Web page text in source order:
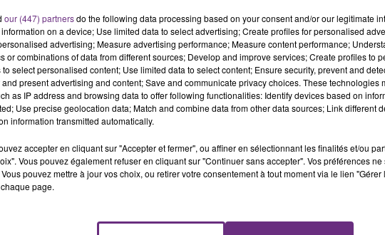
FM LE WEEK-END CHAMPAGNE FM
des deux victimes les plus sérieusement touchées, le conducteur d'un
âgée de 86 ans.
Dijon en urgence absolue tandis que l'homme a été dirigé vers l'hôpital
ans, a été légèrement blessée.
pendant toute la durée de l'intervention.
7h00 - 11h00
our (447) partnersdo the following data processing based on your consent and/or our legitimate
on a device; Use limited data to select advertising; Create profiles for personalised
advertising; Measure advertising performance; Measure content performance;
or combinations of data from different sources; Develop and improve services; Create profiles to
select personalised content; Use limited data to select content; Ensure security, prevent and
present advertising and content; Save and communicate privacy choices. These technologies
as IP address and browsing data to offer following functionalities: Identify devices based on
Use precise geolocation data; Match and combine data from other data sources; Link different
information transmitted automatically.
accepter en cliquant sur "Accepter et fermer", ou affiner en sélectionnant les finalités et/ou
Vous pouvez également refuser en cliquant sur "Continuer sans accepter". Vos préférences
pouvez mettre à jour vos choix, ou retirer votre consentement à tout moment via le lien
page.